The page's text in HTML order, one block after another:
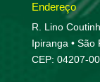
Endereço
R. Lino
Ipiranga • São
CEP: 04207-